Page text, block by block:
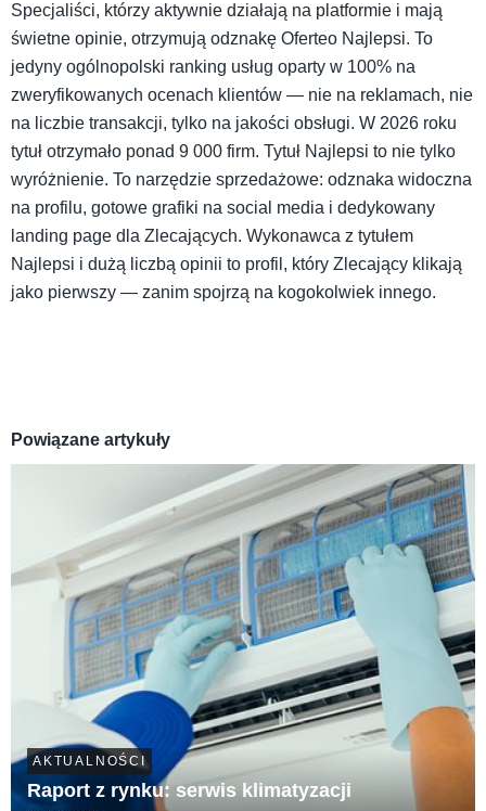
Specjaliści, którzy aktywnie działają na platformie i mają
świetne opinie, otrzymują odznakę Oferteo Najlepsi. To
jedyny ogólnopolski ranking usług oparty w 100% na
zweryfikowanych ocenach klientów — nie na reklamach, nie
na liczbie transakcji, tylko na jakości obsługi. W 2026 roku
tytuł otrzymało ponad 9 000 firm. Tytuł Najlepsi to nie tylko
wyróżnienie. To narzędzie sprzedażowe: odznaka widoczna
na profilu, gotowe grafiki na social media i dedykowany
landing page dla Zlecających. Wykonawca z tytułem
Najlepsi i dużą liczbą opinii to profil, który Zlecający klikają
jako pierwszy — zanim spojrzą na kogokolwiek innego.
Powiązane artykuły
AKTUALNOŚCI
Raport z rynku: serwis klimatyzacji